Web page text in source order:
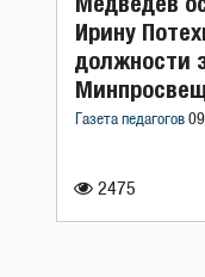
2475
Ирину
должности
Газета педагогов